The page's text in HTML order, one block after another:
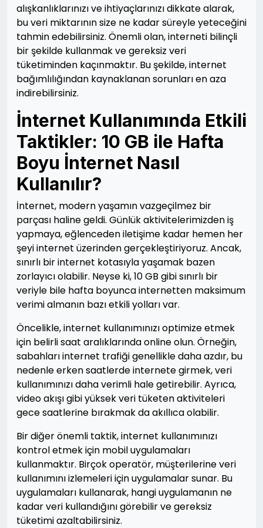
alışkanlıklarınızı ve ihtiyaçlarınızı dikkate alarak,
bu veri miktarının size ne kadar süreyle yeteceğini
tahmin edebilirsiniz. Önemli olan, interneti bilinçli
bir şekilde kullanmak ve gereksiz veri
tüketiminden kaçınmaktır. Bu şekilde, internet
bağımlılığından kaynaklanan sorunları en aza
indirebilirsiniz.
İnternet Kullanımında Etkili
Taktikler: 10 GB ile Hafta
Boyu İnternet Nasıl
Kullanılır?
İnternet, modern yaşamın vazgeçilmez bir
parçası haline geldi. Günlük aktivitelerimizden iş
yapmaya, eğlenceden iletişime kadar hemen her
şeyi internet üzerinden gerçekleştiriyoruz. Ancak,
sınırlı bir internet kotasıyla yaşamak bazen
zorlayıcı olabilir. Neyse ki, 10 GB gibi sınırlı bir
veriyle bile hafta boyunca internetten maksimum
verimi almanın bazı etkili yolları var.
Öncelikle, internet kullanımınızı optimize etmek
için belirli saat aralıklarında online olun. Örneğin,
sabahları internet trafiği genellikle daha azdır, bu
nedenle erken saatlerde internete girmek, veri
kullanımınızı daha verimli hale getirebilir. Ayrıca,
video akışı gibi yüksek veri tüketen aktiviteleri
gece saatlerine bırakmak da akıllıca olabilir.
Bir diğer önemli taktik, internet kullanımınızı
kontrol etmek için mobil uygulamaları
kullanmaktır. Birçok operatör, müşterilerine veri
kullanımını izlemeleri için uygulamalar sunar. Bu
uygulamaları kullanarak, hangi uygulamanın ne
kadar veri kullandığını görebilir ve gereksiz
tüketimi azaltabilirsiniz.